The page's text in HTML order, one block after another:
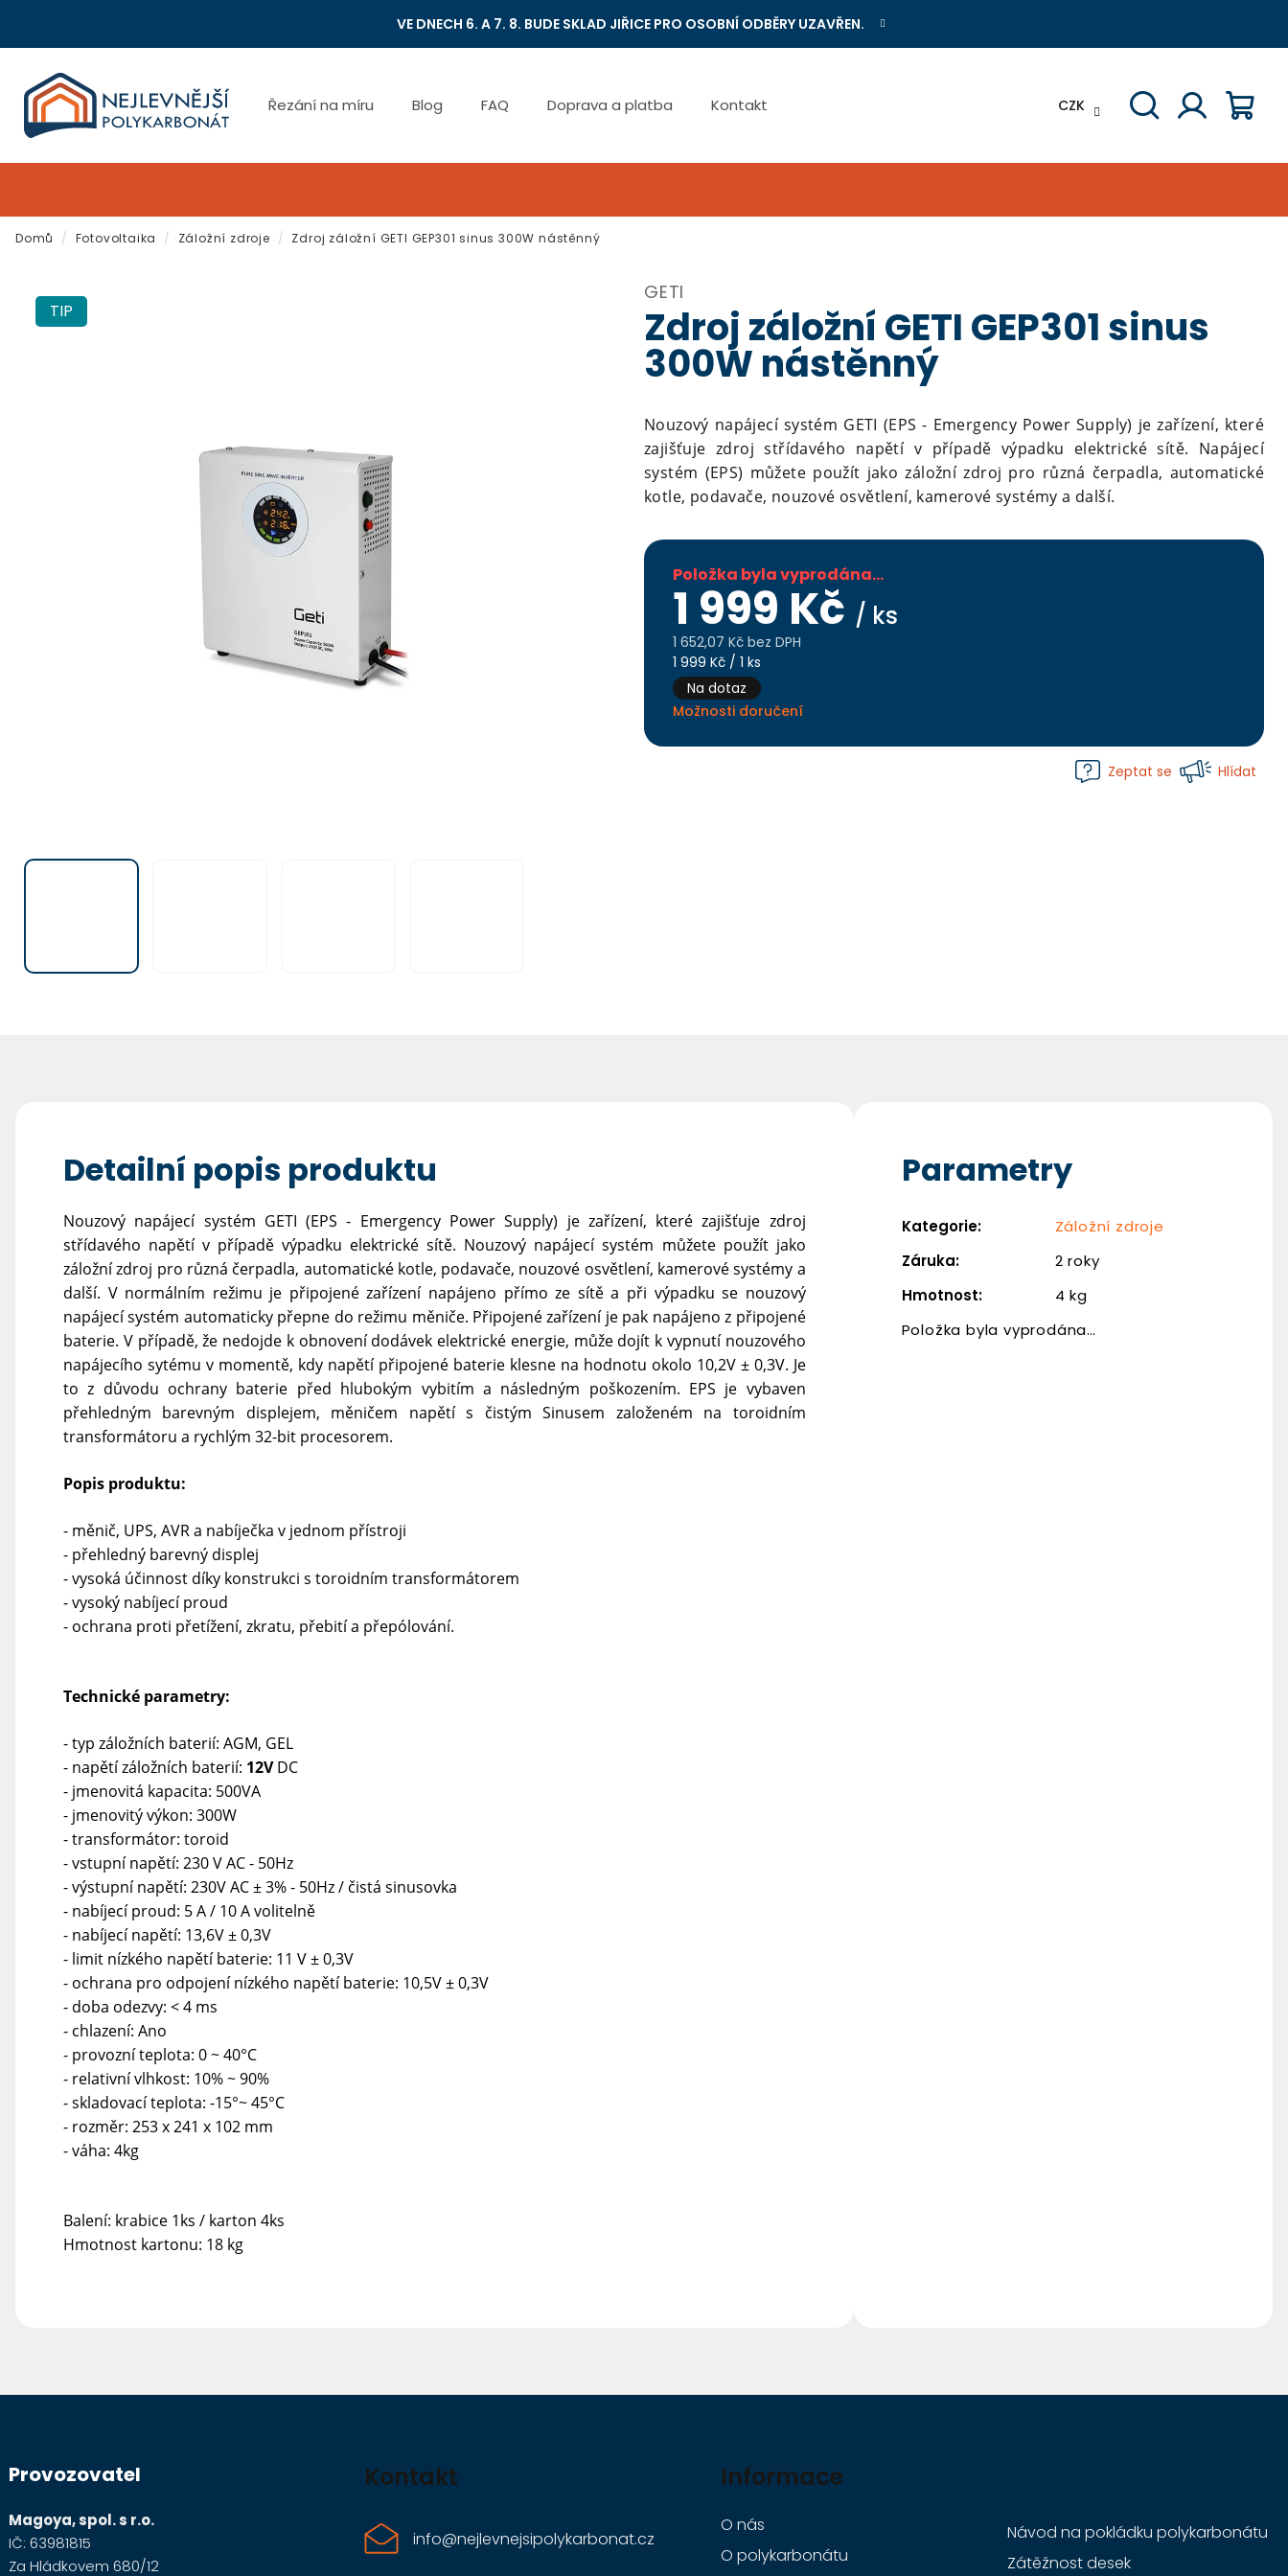
VE DNECH 6. A 7. 8. BUDE SKLAD JIŘICE PRO OSOBNÍ ODBĚRY UZAVŘEN.
CZK
Řezání na míru Blog FAQ Doprava a platba Kontakt
Domů / Fotovoltaika / Záložní zdroje / Zdroj záložní GETI GEP301 sinus 300W nástěnný
GETI
Zdroj záložní GETI GEP301 sinus
300W nástěnný
Nouzový napájecí systém GETI (EPS - Emergency Power Supply) je zařízení, které
zajišťuje zdroj střídavého napětí v případě výpadku elektrické sítě. Napájecí
systém (EPS) můžete použít jako záložní zdroj pro různá čerpadla, automatické
kotle, podavače, nouzové osvětlení, kamerové systémy a další.
Položka byla vyprodána…
1 999 Kč / ks
1 652,07 Kč bez DPH
Měrná
cena:
1 999 Kč / 1 ks
Na dotaz
Možnosti doručení
Zeptat se Hlídat
TIP
Detailní popis produktu
Nouzový napájecí systém GETI (EPS - Emergency Power Supply) je zařízení, které zajišťuje zdroj
střídavého napětí v případě výpadku elektrické sítě. Nouzový napájecí systém můžete použít jako
záložní zdroj pro různá čerpadla, automatické kotle, podavače, nouzové osvětlení, kamerové systémy a
další. V normálním režimu je připojené zařízení napájeno přímo ze sítě a při výpadku se nouzový
napájecí systém automaticky přepne do režimu měniče. Připojené zařízení je pak napájeno z připojené
baterie. V případě, že nedojde k obnovení dodávek elektrické energie, může dojít k vypnutí nouzového
napájecího sytému v momentě, kdy napětí připojené baterie klesne na hodnotu okolo 10,2V ± 0,3V. Je
to z důvodu ochrany baterie před hlubokým vybitím a následným poškozením. EPS je vybaven
přehledným barevným displejem, měničem napětí s čistým Sinusem založeném na toroidním
transformátoru a rychlým 32-bit procesorem.
Popis produktu:
- měnič, UPS, AVR a nabíječka v jednom přístroji
- přehledný barevný displej
- vysoká účinnost díky konstrukci s toroidním transformátorem
- vysoký nabíjecí proud
- ochrana proti přetížení, zkratu, přebití a přepólování.
Technické parametry:
- typ záložních baterií: AGM, GEL
- napětí záložních baterií: 12VDC
- jmenovitá kapacita: 500VA
- jmenovitý výkon: 300W
- transformátor: toroid
- vstupní napětí: 230 V AC - 50Hz
- výstupní napětí: 230V AC ± 3% - 50Hz / čistá sinusovka
- nabíjecí proud: 5 A / 10 A volitelně
- nabíjecí napětí: 13,6V ± 0,3V
- limit nízkého napětí baterie: 11 V ± 0,3V
- ochrana pro odpojení nízkého napětí baterie: 10,5V ± 0,3V
- doba odezvy: < 4 ms
- chlazení: Ano
- provozní teplota: 0 ~ 40°C
- relativní vlhkost: 10% ~ 90%
- skladovací teplota: -15°~ 45°C
- rozměr: 253 x 241 x 102 mm
- váha: 4kg
Balení: krabice 1ks / karton 4ks
Hmotnost kartonu: 18 kg
Parametry
Kategorie:
Záložní zdroje
Záruka:
2 roky
Hmotnost:
4 kg
Položka byla vyprodána…
p
a
t
Provozovatel
Magoya, spol. s r.o.
IČ: 63981815
Za Hládkovem 680/12
Kontakt
info@nejlevnejsipolykarbonat.cz
Informace
O nás
O polykarbonátu
Návod na pokládku polykarbonátu
Zátěžnost desek